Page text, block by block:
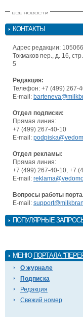
КОНТАКТЫ
Адрес редакции:
Токмаков пер., д. 16,
5
Редакция:
Телефон: +7 (499) 267-
E-mail:
Отдел подписки:
Прямая линия:
+7 (499) 267-40-10
E-mail:
Отдел рекламы:
Прямая линия:
+7 (499) 267-40-10, +7
E-mail:
Вопросы работы
E-mail:
ПОПУЛЯРНЫЕ
МЕНЮ ПОРТАЛА
О журнале
Подписка
Редакция
Свежий номер